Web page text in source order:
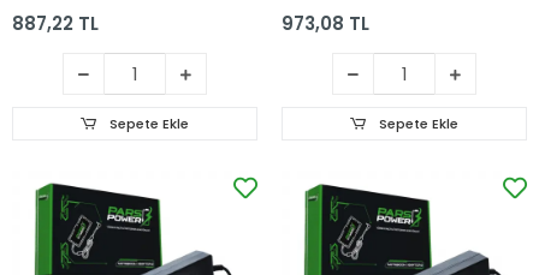
887,22 TL
Sepete Ekle
973,08 TL
Sepete Ekle